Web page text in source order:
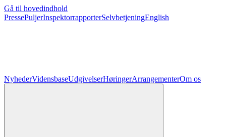
Gå til hovedindhold
PressePuljerInspektorrapporterSelvbetjeningEnglish
NyhederVidensbaseUdgivelserHøringerArrangementerOm os